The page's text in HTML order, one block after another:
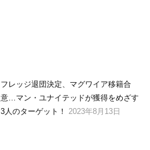
フレッジ退団決定、マグワイア移籍合
意…マン・ユナイテッドが獲得をめざす
3人のターゲット！ 2023年8月13日